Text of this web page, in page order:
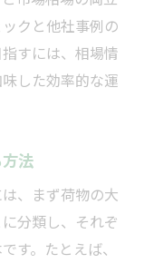
クと他社事例の
すには、相場情
した効率的な運
法
、まず荷物の大
分類し、それぞ
す。たとえば、